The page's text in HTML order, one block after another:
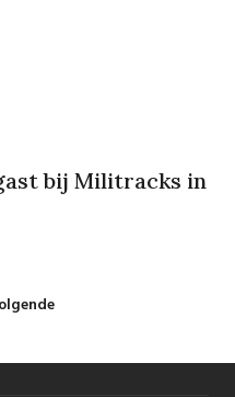
bij Militracks in